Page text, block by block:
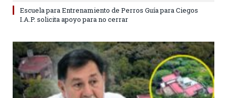
Escuela para Entrenamiento de Perros Guía para Ciegos
I.A.P. solicita apoyo para no cerrar